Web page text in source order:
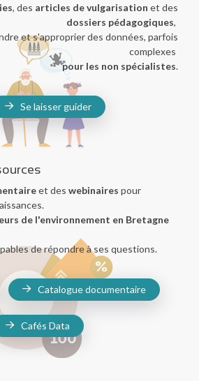
, des articles de vulgarisation et des
dossiers pédagogiques,
et s'approprier des données, parfois
complexes
pour les non spécialistes.
Se laisser guider
et deswebinaires pour
de l'environnement en Bretagne
de répondre à ses questions.
Catalogue documentaire
Cafés Data